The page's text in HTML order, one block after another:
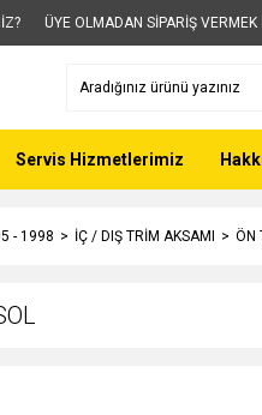
ÜYE OLMADAN SİPARİŞ VERMEK
Servis Hizmetlerimiz
- 1998 İÇ / DIŞ TRİM AKSAMI ÖN